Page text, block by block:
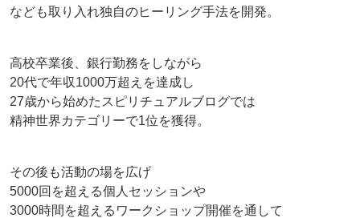
なども取り入れ独自のヒーリング手法を開発。
高校卒業後、銀行勤務をしながら
20代で年収1000万超えを達成し
27歳から始めたスピリチュアルブログでは
精神世界カテゴリーで1位を獲得。
その後も活動の場を広げ
5000回を超える個人セッションや
3000時間を超えるワークショップ開催を通して